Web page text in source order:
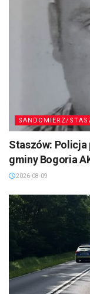
SANDOMIERZ/
Staszów:
gminy Bogoria
2026-08-09